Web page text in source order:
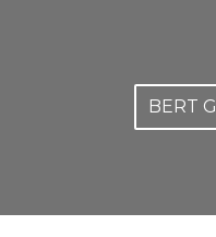
BERT